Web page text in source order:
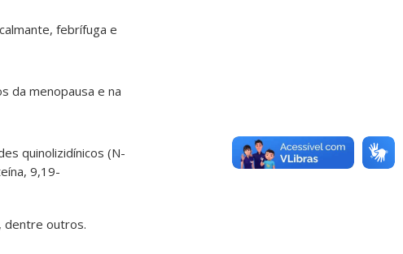
febrífuga e
da menopausa e na
quinolizidínicos (N-
9,19-
dentre outros.